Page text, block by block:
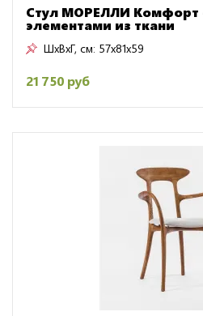
Стул МОРЕЛЛИ Комфорт
элементами из ткани
ШxВxГ, см: 57x81x59
21 750 руб